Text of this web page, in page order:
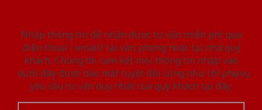
Nhập thông tin để nhận được tư vấn miễn phí qua
điện thoại / email/ tại văn phòng hoặc tại nhà quý
khách. Chúng tôi cam kết mọi thông tin nhập vào
dưới đây được bảo mật tuyệt đối cũng như chỉ phục vụ
yêu cầu tư vấn duy nhất của quý khách tại đây.